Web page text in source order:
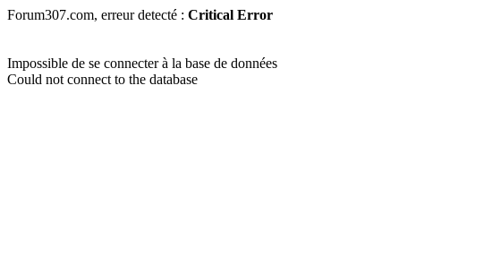
Forum307.com, erreur detecté : Critical Error
Impossible de se connecter à la base de données
Could not connect to the database